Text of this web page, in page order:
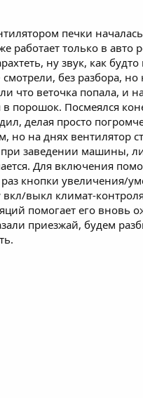
печки
работает только в авто
ну звук, как будто
без разбора, но
что веточка попала, и
в порошок. Посмеялся
делая просто
но на днях вентилятор
заведении машины,
Для включения
раз кнопки увеличения/
вкл/выкл климат-
помогает его вновь
приезжай, будем